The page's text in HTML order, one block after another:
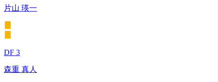
片山 瑛一
DF 3
森重 真人